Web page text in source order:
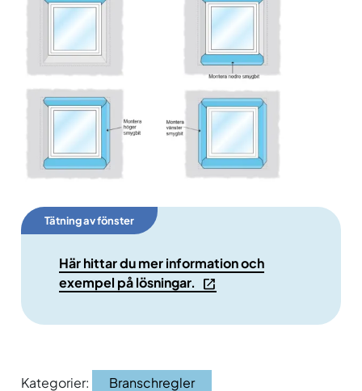
Tätning av fönster
Här hittar du mer information och
exempel på lösningar.
Kategorier: Branschregler